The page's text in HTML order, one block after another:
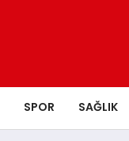
SPOR SAĞLIK